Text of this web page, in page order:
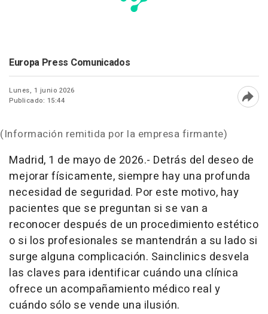
Europa Press Comunicados
Lunes, 1 junio 2026
Publicado: 15:44
(Información remitida por la empresa firmante)
Madrid, 1 de mayo de 2026.- Detrás del deseo de
mejorar físicamente, siempre hay una profunda
necesidad de seguridad. Por este motivo, hay
pacientes que se preguntan si se van a
reconocer después de un procedimiento estético
o si los profesionales se mantendrán a su lado si
surge alguna complicación. Sainclinics desvela
las claves para identificar cuándo una clínica
ofrece un acompañamiento médico real y
cuándo sólo se vende una ilusión.